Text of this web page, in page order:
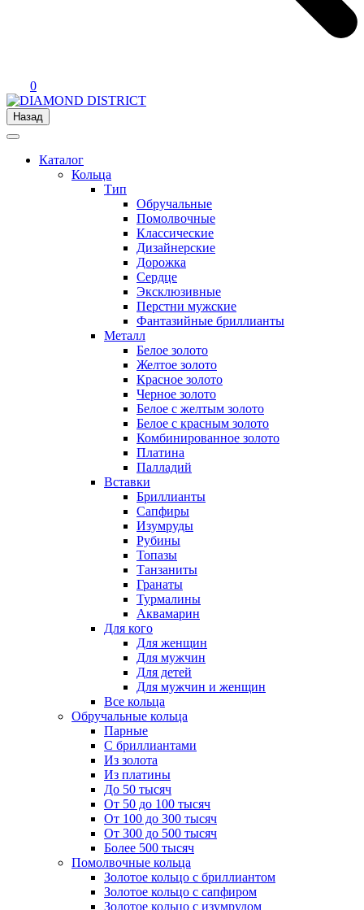
0
Назад
Каталог
Кольца
Тип
Обручальные
Помолвочные
Классические
Дизайнерские
Дорожка
Сердце
Эксклюзивные
Перстни мужские
Фантазийные бриллианты
Металл
Белое золото
Желтое золото
Красное золото
Черное золото
Белое с желтым золото
Белое с красным золото
Комбинированное золото
Платина
Палладий
Вставки
Бриллианты
Сапфиры
Изумруды
Рубины
Топазы
Танзаниты
Гранаты
Турмалины
Аквамарин
Для кого
Для женщин
Для мужчин
Для детей
Для мужчин и женщин
Все кольца
Обручальные кольца
Парные
С бриллиантами
Из золота
Из платины
До 50 тысяч
От 50 до 100 тысяч
От 100 до 300 тысяч
От 300 до 500 тысяч
Более 500 тысяч
Помолвочные кольца
Золотое кольцо с бриллиантом
Золотое кольцо с сапфиром
Золотое кольцо с изумрудом